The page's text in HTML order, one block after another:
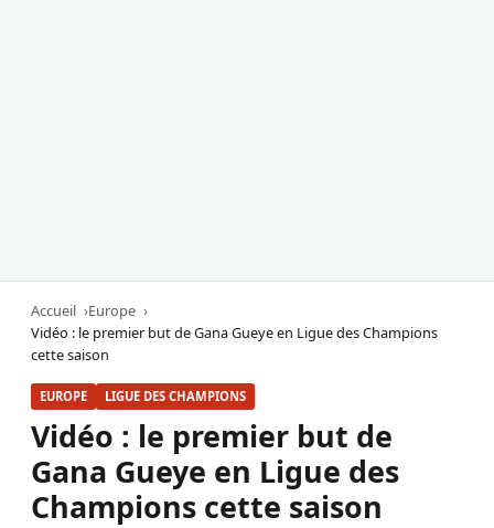
Accueil
Europe
Vidéo : le premier but de Gana Gueye en Ligue des Champions
cette saison
EUROPE LIGUE DES CHAMPIONS
Vidéo : le premier but de
Gana Gueye en Ligue des
Champions cette saison